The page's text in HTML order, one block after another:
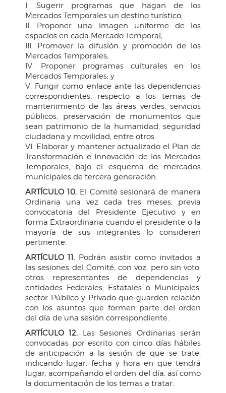
I. Sugerir programas que hagan de los
Mercados Temporales un destino turístico;
II. Proponer una imagen uniforme de los
espacios en cada Mercado Temporal;
III. Promover la difusión y promoción de los
Mercados Temporales;
IV. Proponer programas culturales en los
Mercados Temporales; y
V. Fungir como enlace ante las dependencias
correspondientes, respecto a los temas de
mantenimiento de las áreas verdes, servicios
públicos, preservación de monumentos que
sean patrimonio de la humanidad, seguridad
ciudadana y movilidad, entre otros.
VI. Elaborar y mantener actualizado el Plan de
Transformación e Innovación de los Mercados
Temporales, bajo el esquema de mercados
municipales de tercera generación.
ARTÍCULO 10.El Comité sesionará de manera
Ordinaria una vez cada tres meses, previa
convocatoria del Presidente Ejecutivo y en
forma Extraordinaria cuando el presidente o la
mayoría de sus integrantes lo consideren
pertinente.
ARTÍCULO 11. Podrán asistir como invitados a
las sesiones del Comité, con voz, pero sin voto,
otros representantes de dependencias y
entidades Federales, Estatales o Municipales,
sector Público y Privado que guarden relación
con los asuntos que formen parte del orden
del día de una sesión correspondiente.
ARTÍCULO 12. Las Sesiones Ordinarias serán
convocadas por escrito con cinco días hábiles
de anticipación a la sesión de que se trate,
indicando lugar, fecha y hora en que tendrá
lugar, acompañando el orden del día, así como
la documentación de los temas a tratar.